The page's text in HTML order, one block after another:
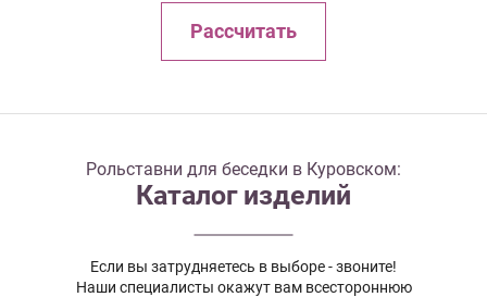
Рассчитать
Рольставни для беседки в Куровском:
Каталог изделий
Если вы затрудняетесь в выборе - звоните!
Наши специалисты окажут вам всестороннюю